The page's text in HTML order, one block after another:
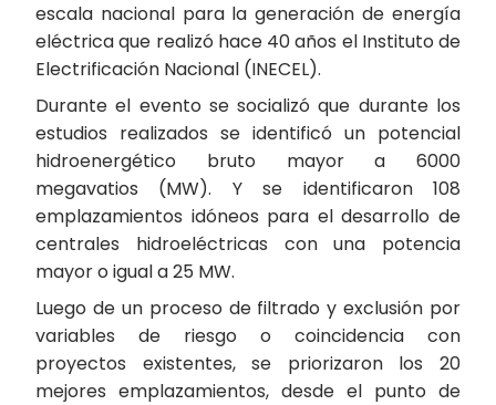
escala nacional para la generación de energía
eléctrica que realizó hace 40 años el Instituto de
Electrificación Nacional (INECEL).
Durante el evento se socializó que durante los
estudios realizados se identificó un potencial
hidroenergético bruto mayor a 6000
megavatios (MW). Y se identificaron 108
emplazamientos idóneos para el desarrollo de
centrales hidroeléctricas con una potencia
mayor o igual a 25 MW.
Luego de un proceso de filtrado y exclusión por
variables de riesgo o coincidencia con
proyectos existentes, se priorizaron los 20
mejores emplazamientos, desde el punto de